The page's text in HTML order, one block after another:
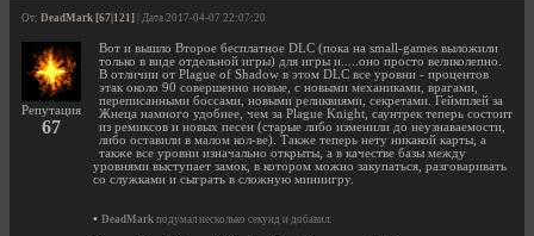
От: DeadMark [67|121] | Дата 2017-04-07 22:07:20
Репутация
67
Вот и вышло Второе бесплатное DLC (пока на small-games выложили
только в виде отдельной игры) для игры и.....оно просто великолепно.
В отличии от Plague of Shadow в этом DLC все уровни - процентов
этак около 90 совершенно новые, с новыми механиками, врагами,
переписанными боссами, новыми реликвиями, секретами. Геймплей за
Жнеца намного удобнее, чем за Plague Knight, саунтрек теперь состоит
из ремиксов и новых песен (старые либо изменили до неузнаваемости,
либо оставили в малом кол-ве). Также теперь нету никакой карты, а
также все уровни изначально открыты, а в качестве базы между
уровнями выступает замок, в котором можно закупаться, разговаривать
со служками и сыграть в сложную миниигру.
• DeadMark подумал несколько секунд и добавил: